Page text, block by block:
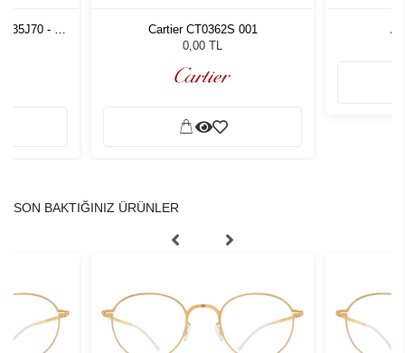
35J70 - 53
Cartier CT0362S 001
0,00 TL
SON BAKTIĞINIZ ÜRÜNLER